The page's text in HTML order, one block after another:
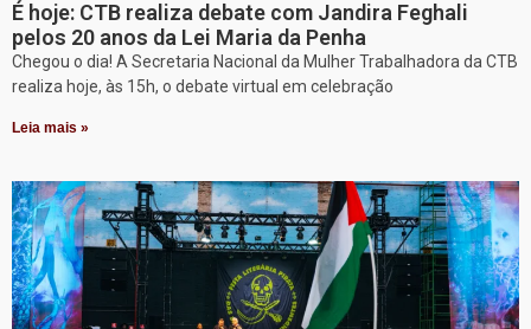
É hoje: CTB realiza debate com Jandira Feghali
pelos 20 anos da Lei Maria da Penha
Chegou o dia! A Secretaria Nacional da Mulher Trabalhadora da CTB
realiza hoje, às 15h, o debate virtual em celebração
Leia mais »